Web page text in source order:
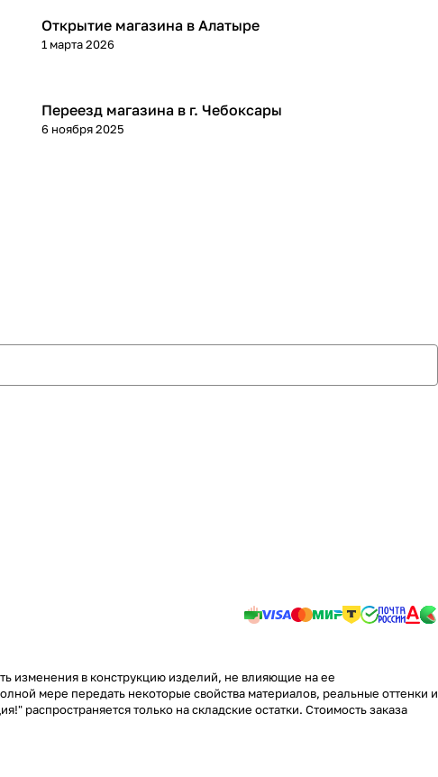
Открытие магазина в Алатыре
1 марта 2026
Переезд магазина в г. Чебоксары
6 ноября 2025
изменения в конструкцию изделий, не влияющие на ее
мере передать некоторые свойства материалов, реальные оттенки и
распространяется только на складские остатки. Стоимость заказа